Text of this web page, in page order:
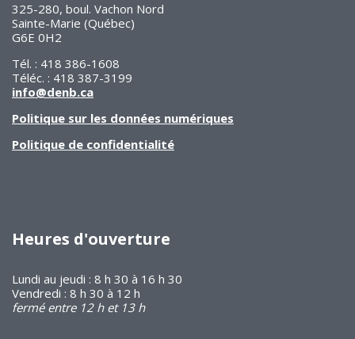
325-280, boul. Vachon Nord
Sainte-Marie (Québec)
G6E 0H2
Tél. : 418 386-1608
Téléc. : 418 387-3199
info@denb.ca
Politique sur les données numériques
Politique de confidentialité
Heures d'ouverture
Lundi au jeudi : 8 h 30 à 16 h 30
Vendredi : 8 h 30 à 12 h
fermé entre 12 h et 13 h